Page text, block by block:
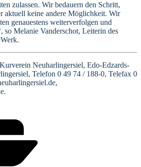
zulassen. Wir bedauern den Schritt,
aktuell keine andere Möglichkeit. Wir
genauestens weiterverfolgen und
so Melanie Vanderschot, Leiterin des
Neuharlingersiel, Edo-Edzards-
Telefon 0 49 74 / 188-0, Telefax 0